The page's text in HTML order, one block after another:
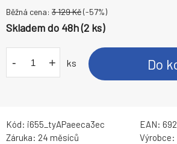
Běžná cena: 3 129Kč(-57%)
Skladem do 48h (2 ks)
- + ks Do
Kód: i655_tyAPaeeca3ec EAN:
Záruka: 24 měsíců Výrobce: